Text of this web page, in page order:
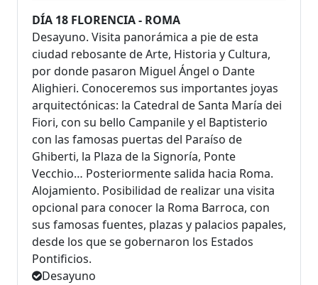
DÍA 18 FLORENCIA - ROMA
Desayuno. Visita panorámica a pie de esta
ciudad rebosante de Arte, Historia y Cultura,
por donde pasaron Miguel Ángel o Dante
Alighieri. Conoceremos sus importantes joyas
arquitectónicas: la Catedral de Santa María dei
Fiori, con su bello Campanile y el Baptisterio
con las famosas puertas del Paraíso de
Ghiberti, la Plaza de la Signoría, Ponte
Vecchio… Posteriormente salida hacia Roma.
Alojamiento. Posibilidad de realizar una visita
opcional para conocer la Roma Barroca, con
sus famosas fuentes, plazas y palacios papales,
desde los que se gobernaron los Estados
Pontificios.
Desayuno